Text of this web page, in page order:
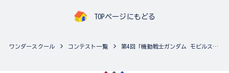
TOPページにもどる
ワンダースクール コンテスト一覧 第4回「機動戦士ガンダム モビルスーツアンサンブル」カスタマイズ祭り